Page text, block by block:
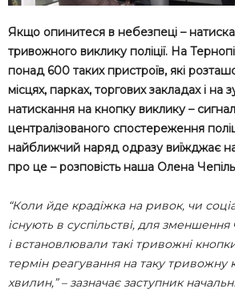
Якщо опинитеся в небезпеці –
тривожного виклику поліції. На
понад 600 таких пристроїв, які
місцях, парках, торгових закладах і на
натискання на кнопку виклику –
централізованого спостереження
найближчий наряд одразу виїжджає на
про це – розповість наша Олена
“Коли йде крадіжка на ривок, чи
існують в суспільстві, для
і встановлювали такі тривожні
термін реагування на таку тривожну
хвилин,” – зазначає заступник